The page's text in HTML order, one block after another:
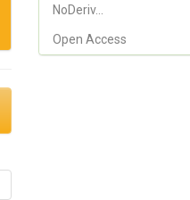
NoDeriv...
Open Access